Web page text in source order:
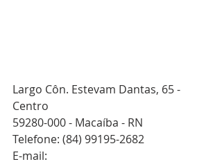
Largo Côn. Estevam Dantas, 65 -
Centro
59280-000 - Macaíba - RN
Telefone: (84) 99195-2682
E-mail: